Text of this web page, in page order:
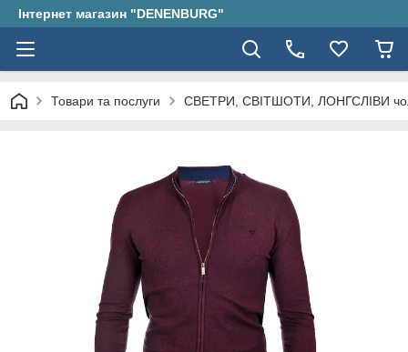
Інтернет магазин "DENENBURG"
Товари та послуги СВЕТРИ, СВІТШОТИ, ЛОНГСЛІВИ